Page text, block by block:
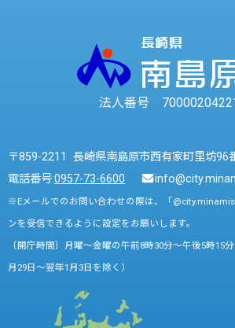
法人番号
〒859-2211 長崎県南島原市西有家町里坊96
電話番号:0957-73-6600
※Eメールでのお問い合わせの際は、「
ンを受信できるように設定をお願いします。
〔開庁時間〕月曜～金曜の午前8時30分～午後5時15
月29日～翌年1月3日を除く）